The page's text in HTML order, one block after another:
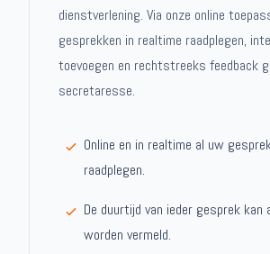
dienstverlening. Via onze online
gesprekken in realtime raadplegen,
toevoegen en rechtstreeks feedback
secretaresse.
Online en in realtime al uw
raadplegen.
De duurtijd van ieder gesprek kan
worden vermeld.